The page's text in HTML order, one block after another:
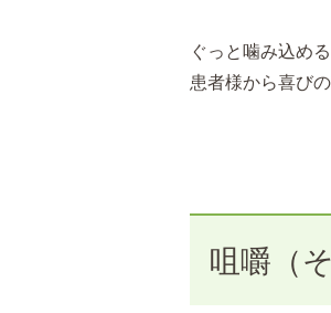
ぐっと噛み込め
患者様から喜び
咀嚼（